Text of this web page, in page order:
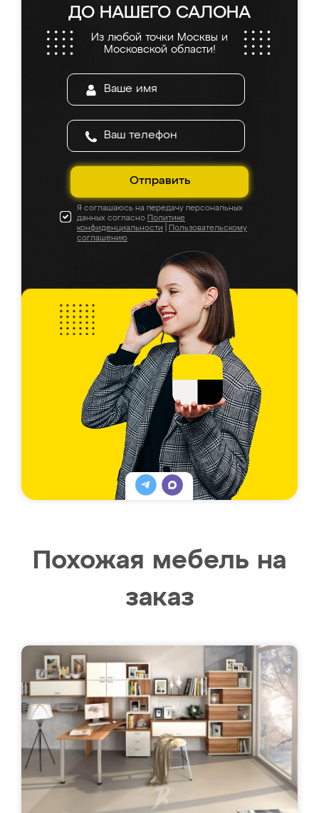
ДО НАШЕГО САЛОНА
Из любой точки Москвы и
Московской области!
Отправить
Я соглашаюсь на передачу персональных
данных согласно Политике
конфиденциальности
Пользовательскому
соглашению
Похожая мебель на
заказ